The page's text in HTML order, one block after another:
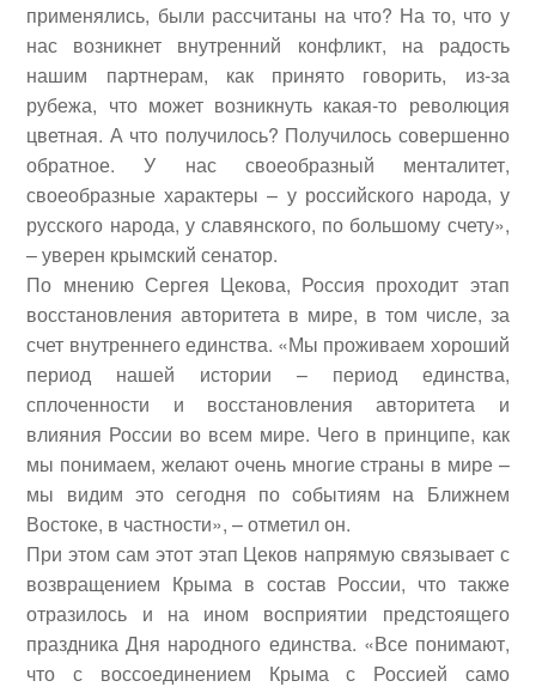
применялись, были рассчитаны на что? На то, что у
нас возникнет внутренний конфликт, на радость
нашим партнерам, как принято говорить, из-за
рубежа, что может возникнуть какая-то революция
цветная. А что получилось? Получилось совершенно
обратное. У нас своеобразный менталитет,
своеобразные характеры – у российского народа, у
русского народа, у славянского, по большому счету»,
– уверен крымский сенатор.
По мнению Сергея Цекова, Россия проходит этап
восстановления авторитета в мире, в том числе, за
счет внутреннего единства. «Мы проживаем хороший
период нашей истории – период единства,
сплоченности и восстановления авторитета и
влияния России во всем мире. Чего в принципе, как
мы понимаем, желают очень многие страны в мире –
мы видим это сегодня по событиям на Ближнем
Востоке, в частности», – отметил он.
При этом сам этот этап Цеков напрямую связывает с
возвращением Крыма в состав России, что также
отразилось и на ином восприятии предстоящего
праздника Дня народного единства. «Все понимают,
что с воссоединением Крыма с Россией само